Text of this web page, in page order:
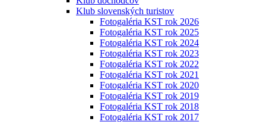
Klub slovenských turistov
Fotogaléria KST rok 2026
Fotogaléria KST rok 2025
Fotogaléria KST rok 2024
Fotogaléria KST rok 2023
Fotogaléria KST rok 2022
Fotogaléria KST rok 2021
Fotogaléria KST rok 2020
Fotogaléria KST rok 2019
Fotogaléria KST rok 2018
Fotogaléria KST rok 2017